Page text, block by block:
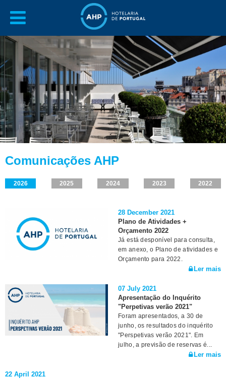
Comunicações AHP
2026 2025 2024 2023 2022
28 December 2021
Plano de Atividades +
Orçamento 2022
Já está desponível para consulta,
em anexo, o Plano de atividades e
Orçamento para 2022.
Ler mais
07 July 2021
Apresentação do Inquérito
"Perpetivas verão 2021"
Foram apresentados, a 30 de
junho, os resultados do inquérito
"Perspetivas verão 2021". Em
julho, a previsão de reservas é...
Ler mais
22 April 2021